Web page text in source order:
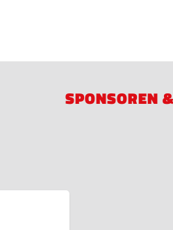
SPONSOREN